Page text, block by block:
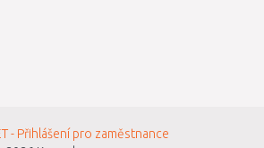
- Přihlášení pro zaměstnance